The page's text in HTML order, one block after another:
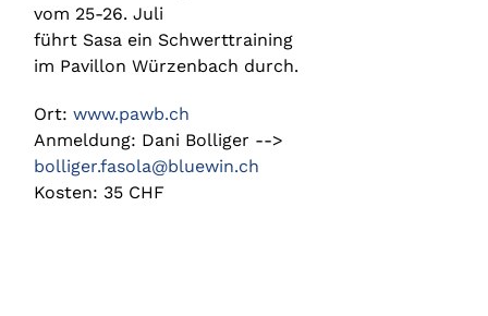
vom 25-26. Juli
führt Sasa ein Schwerttraining
im Pavillon Würzenbach durch.
Ort: www.pawb.ch
Anmeldung: Dani Bolliger -->
bolliger.fasola@bluewin.ch
Kosten: 35 CHF